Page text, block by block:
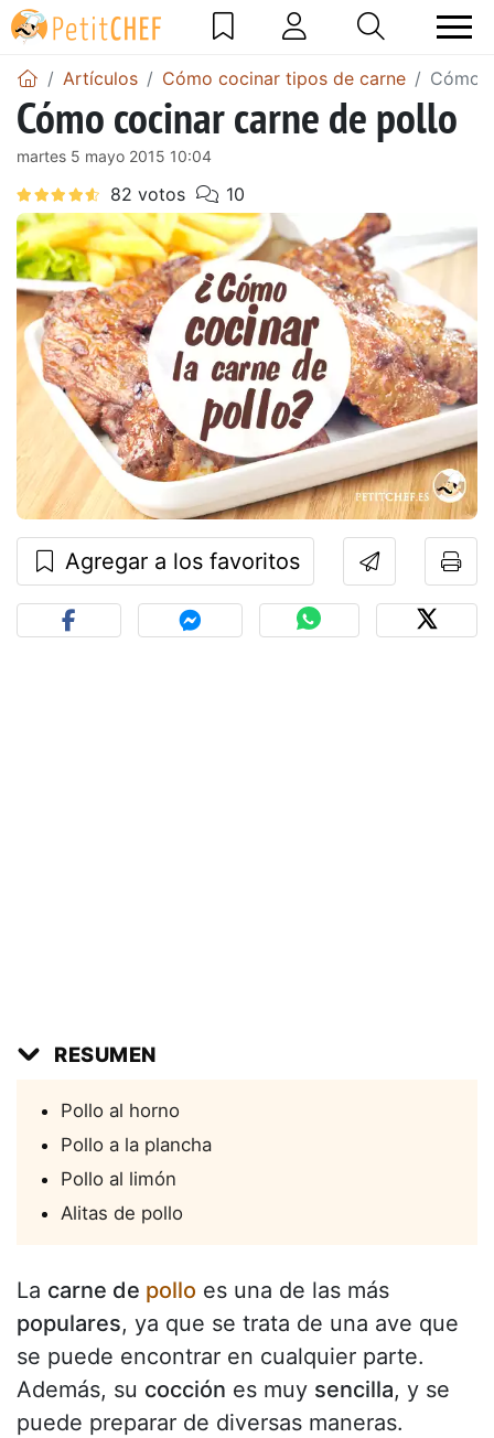
Artículos Cómo cocinar tipos de carne Cómo
Cómo cocinar carne de pollo
martes 5 mayo 2015 10:04
Agregar a los favoritos
RESUMEN
Pollo al horno
Pollo a la plancha
Pollo al limón
Alitas de pollo
La carne de pollo es una de las más
populares, ya que se trata de una ave que
se puede encontrar en cualquier parte.
Además, su cocción es muy sencilla, y se
puede preparar de diversas maneras.